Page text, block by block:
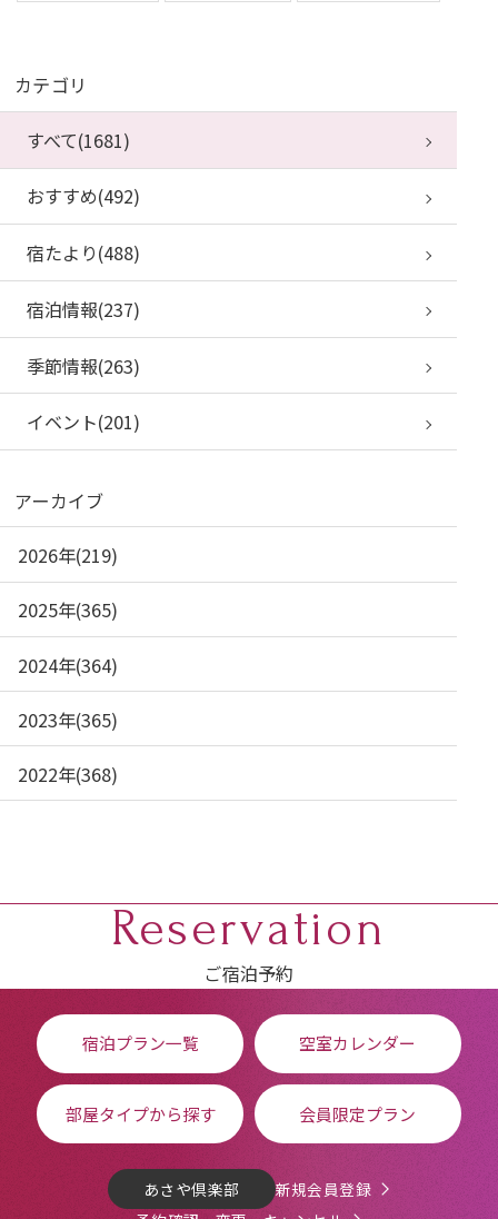
カテゴリ
すべて(1681)
おすすめ(492)
宿たより(488)
宿泊情報(237)
季節情報(263)
イベント(201)
アーカイブ
2026年(219)
2025年(365)
2024年(364)
2023年(365)
2022年(368)
Reservation
ご宿泊予約
宿泊プラン一覧 空室カレンダー
部屋タイプから探す 会員限定プラン
あさや倶楽部
新規会員登録